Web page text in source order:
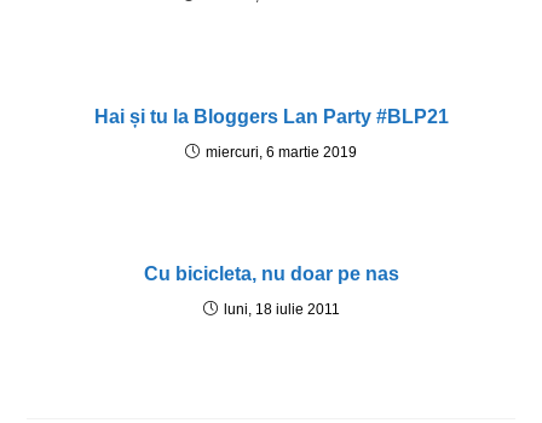
Hai și tu la Bloggers Lan Party #BLP21
miercuri, 6 martie 2019
Cu bicicleta, nu doar pe nas
luni, 18 iulie 2011